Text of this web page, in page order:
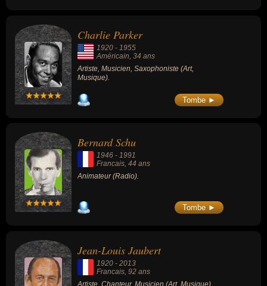
Charlie Parker
1920 - 1955
Américain, 34 ans
Artiste, Musicien, Saxophoniste (Art,
Musique).
Tombe ►
Bernard Schu
1946 - 1991
Francais, 44 ans
Animateur (Radio).
Tombe ►
Jean-Louis Jaubert
1920 - 2013
Francais, 92 ans
Artiste, Chanteur, Musicien (Art, Musique).